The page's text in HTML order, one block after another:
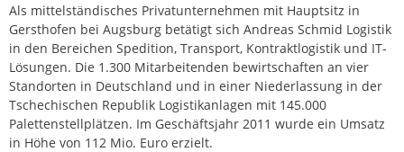
Als mittelständisches Privatunternehmen mit Hauptsitz in
Gersthofen bei Augsburg betätigt sich Andreas Schmid Logistik
in den Bereichen Spedition, Transport, Kontraktlogistik und IT-
Lösungen. Die 1.300 Mitarbeitenden bewirtschaften an vier
Standorten in Deutschland und in einer Niederlassung in der
Tschechischen Republik Logistikanlagen mit 145.000
Palettenstellplätzen. Im Geschäftsjahr 2011 wurde ein Umsatz
in Höhe von 112 Mio. Euro erzielt.